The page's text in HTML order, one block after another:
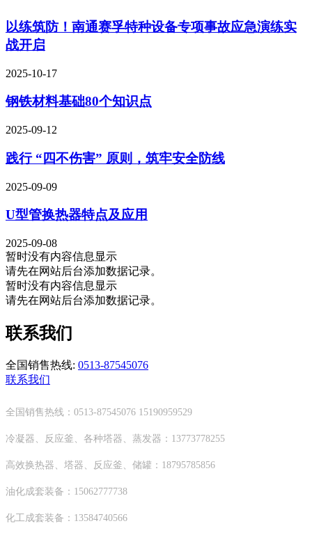
以练筑防！南通赛孚特种设备专项事故应急演练实
战开启
2025-10-17
钢铁材料基础80个知识点
2025-09-12
践行 “四不伤害” 原则，筑牢安全防线
2025-09-09
U型管换热器特点及应用
2025-09-08
暂时没有内容信息显示
请先在网站后台添加数据记录。
暂时没有内容信息显示
请先在网站后台添加数据记录。
联系我们
全国销售热线: 0513-87545076
联系我们
全国销售热线：0513-87545076 15190959529
冷凝器、反应釜、各种塔器、蒸发器：13773778255
高效换热器、塔器、反应釜、储罐：18795785856
油化成套装备：15062777738
化工成套装备：13584740566